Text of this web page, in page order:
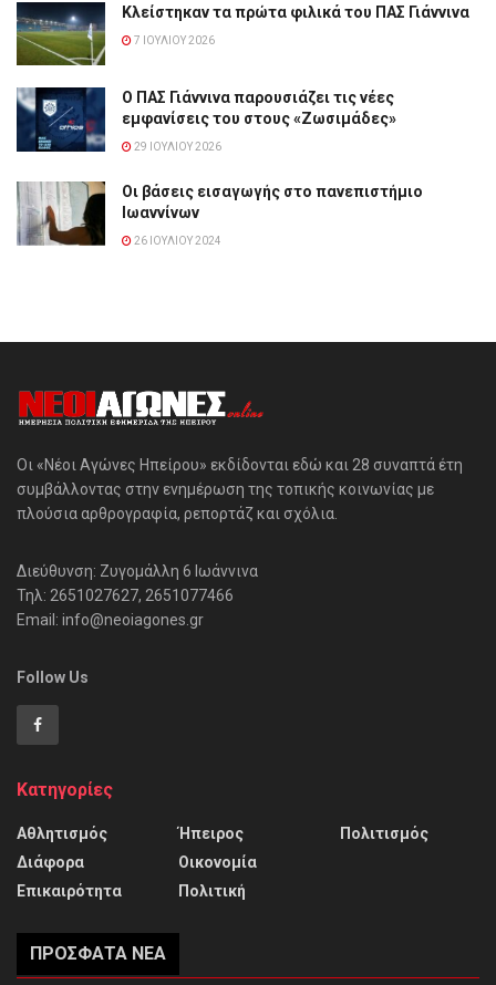
Κλείστηκαν τα πρώτα φιλικά του ΠΑΣ Γιάννινα
7 ΙΟΥΛΊΟΥ 2026
Ο ΠΑΣ Γιάννινα παρουσιάζει τις νέες
εμφανίσεις του στους «Ζωσιμάδες»
29 ΙΟΥΛΊΟΥ 2026
Οι βάσεις εισαγωγής στο πανεπιστήμιο
Ιωαννίνων
26 ΙΟΥΛΊΟΥ 2024
Οι «Νέοι Αγώνες Ηπείρου» εκδίδονται εδώ και 28 συναπτά έτη
συμβάλλοντας στην ενημέρωση της τοπικής κοινωνίας με
πλούσια αρθρογραφία, ρεπορτάζ και σχόλια.
Διεύθυνση: Ζυγομάλλη 6 Ιωάννινα
Τηλ: 2651027627, 2651077466
Email: info@neoiagones.gr
Follow Us
Κατηγορίες
Αθλητισμός
Διάφορα
Επικαιρότητα
Ήπειρος
Οικονομία
Πολιτική
Πολιτισμός
ΠΡΌΣΦΑΤΑ ΝΈΑ